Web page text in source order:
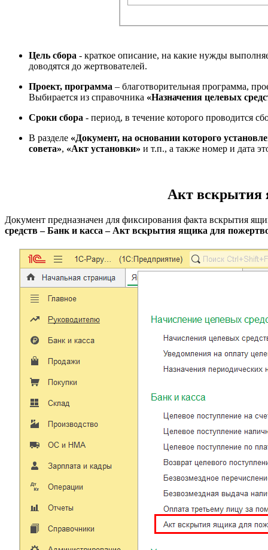
Цель сбора - краткое описание, на какие нужды
доводятся до жертвователей.
Проект, программа – благотворительная программа,
Выбирается из справочника «Назначения целевых
Сроки сбора - период, в течение которого проводится
В разделе «Документ, на основании которого
совета», «Акт установки» и т.п., а также номер и дата
Акт вскрытия
Документ предназначен для фиксирования факта вскрытия
средств – Банк и касса – Акт вскрытия ящика для